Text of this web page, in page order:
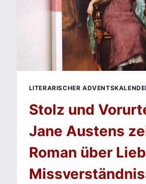
HANS
FALLADAS
LITERARISCHER
Stolz und
Jane Austens
Roman über